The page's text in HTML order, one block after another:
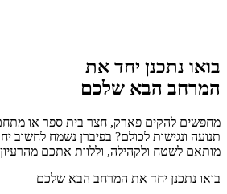
בואו נתכנן יחד את
המרחב הבא שלכם
מחפשים להקים פארק, חצר בית ספר או
תנועה ונגישות לכולם? בפיברן נשמח לחשוב
מותאם לשטח ולקהילה, וללוות אתכם
בואו נתכנן יחד את המרחב הבא שלכם